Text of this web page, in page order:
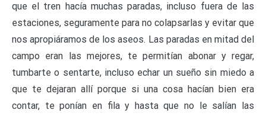
que el tren hacía muchas paradas, incluso fuera de las
estaciones, seguramente para no colapsarlas y evitar que
nos apropiáramos de los aseos. Las paradas en mitad del
campo eran las mejores, te permitían abonar y regar,
tumbarte o sentarte, incluso echar un sueño sin miedo a
que te dejaran allí porque si una cosa hacían bien era
contar, te ponían en fila y hasta que no le salían las